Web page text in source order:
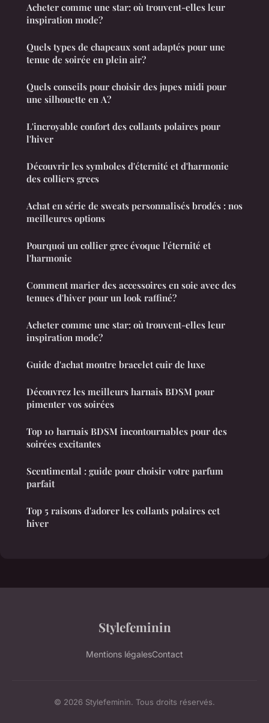
Acheter comme une star: où trouvent-elles leur
inspiration mode?
Quels types de chapeaux sont adaptés pour une
tenue de soirée en plein air?
Quels conseils pour choisir des jupes midi pour
une silhouette en A?
L'incroyable confort des collants polaires pour
l'hiver
Découvrir les symboles d'éternité et d'harmonie
des colliers grecs
Achat en série de sweats personnalisés brodés : nos
meilleures options
Pourquoi un collier grec évoque l'éternité et
l'harmonie
Comment marier des accessoires en soie avec des
tenues d'hiver pour un look raffiné?
Acheter comme une star: où trouvent-elles leur
inspiration mode?
Guide d'achat montre bracelet cuir de luxe
Découvrez les meilleurs harnais BDSM pour
pimenter vos soirées
Top 10 harnais BDSM incontournables pour des
soirées excitantes
Scentimental : guide pour choisir votre parfum
parfait
Top 5 raisons d'adorer les collants polaires cet
hiver
Stylefeminin
Mentions légalesContact
© 2026 Stylefeminin. Tous droits réservés.